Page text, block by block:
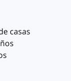
casas